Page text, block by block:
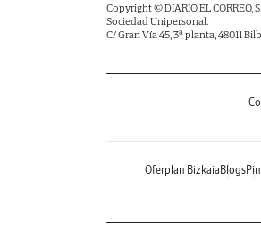
Copyright © DIARIO EL CORREO,
Sociedad Unipersonal.
C/ Gran Vía 45, 3ª planta, 48011
Oferplan Bizkaia Blogs